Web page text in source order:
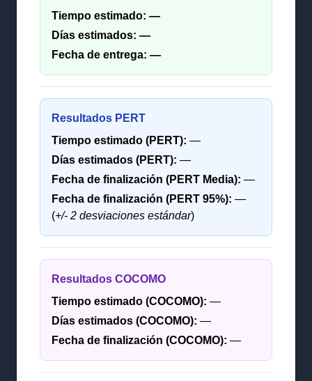
Tiempo estimado: —
Días estimados: —
Fecha de entrega: —
Resultados PERT
Tiempo estimado (PERT): —
Días estimados (PERT): —
Fecha de finalización (PERT Media): —
Fecha de finalización (PERT 95%): —
(+/- 2 desviaciones estándar)
Resultados COCOMO
Tiempo estimado (COCOMO): —
Días estimados (COCOMO): —
Fecha de finalización (COCOMO): —